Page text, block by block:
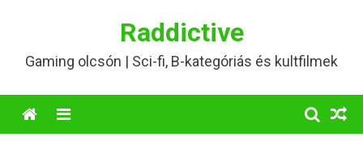
Raddictive
Gaming olcsón | Sci-fi, B-kategóriás és kultfilmek
Menu